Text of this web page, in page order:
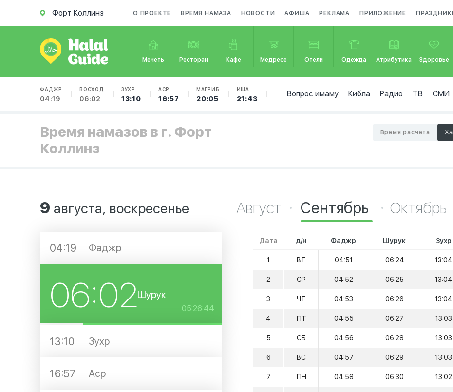
Форт Коллинз О ПРОЕКТЕ ВРЕМЯ НАМАЗА НОВОСТИ АФИША РЕКЛАМА ПРИЛОЖЕНИЕ
Мечеть Ресторан Кафе Медресе Отели Одежда Атрибутика Здоровье
ФАДЖР
04:19
ВОСХОД
06:02
ЗУХР
13:10
АСР
16:57
МАГРИБ
20:05
ИША
21:43
Вопрос имаму Кибла Радио ТВ СМИ
Время намазов в г. Форт
Коллинз
Время расчета
9 августа, воскресенье
04:19 Фаджр
06:02Шурук
05:26:43
13:10 Зухр
16:57 Аср
Август Сентябрь Октябрь
Дата д/н Фаджр Шурук Зухр
1 ВТ 04:51 06:24 13:04
2 СР 04:52 06:25 13:04
3 ЧТ 04:53 06:26 13:04
4 ПТ 04:55 06:27 13:03
5 СБ 04:56 06:28 13:03
6 ВС 04:57 06:29 13:03
7 ПН 04:58 06:30 13:02